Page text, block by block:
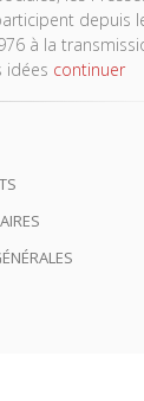
depuis
à la
idées continuer